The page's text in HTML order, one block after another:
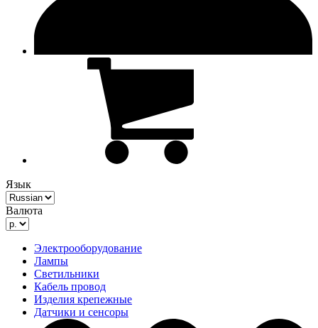
Язык
Валюта
Электрооборудование
Лампы
Светильники
Кабель провод
Изделия крепежные
Датчики и сенсоры